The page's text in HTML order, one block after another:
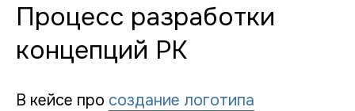
Процесс разработки
концепций РК
В кейсе про создание логотипа